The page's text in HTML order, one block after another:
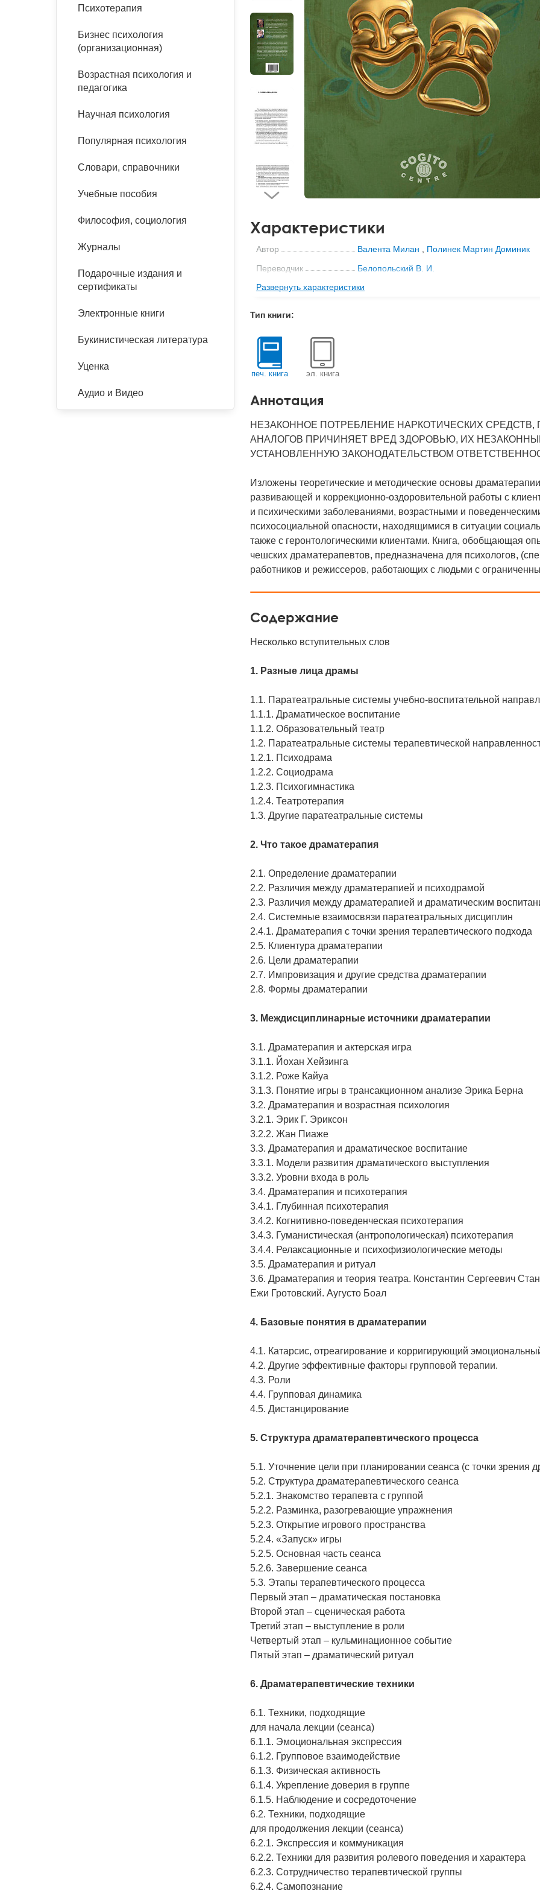
панические атаки
Психодрама
Сказкотерапия
психотерапии
Классический, эриксоновский
эргономика
Социальная психология
Психология развития
организационная психология
психоанализ
Характеристики
Автор Валента Милан
Полинек Мартин Доминик
Переводчик
Белопольский В. И.
Издательство
Когито-Центр
Тип обложки
Кол-во стр
ISBN
Код
20187
Развернуть характеристики
Тип книги:
печ. книга эл. книга
Аннотация
НЕЗАКОННОЕ ПОТРЕБЛЕНИЕ НАРКОТИЧЕСКИХ
АНАЛОГОВ ПРИЧИНЯЕТ ВРЕД ЗДОРОВЬЮ, ИХ
УСТАНОВЛЕННУЮ ЗАКОНОДАТЕЛЬСТВОМ
Изложены теоретические и методические основы
развивающей и коррекционно-оздоровительной работы с
и психическими заболеваниями, возрастными и
психосоциальной опасности, находящимися в ситуации
также c геронтологическими клиентами. Книга, обобщающая
чешских драматерапевтов, предназначена для психологов,
работников и режиссеров, работающих с людьми с
Содержание
Несколько вступительных слов
1. Разные лица драмы
1.1. Паратеатральные системы учебно-воспитательной
1.1.1. Драматическое воспитание
1.1.2. Образовательный театр
1.2. Паратеатральные системы терапевтической
1.2.1. Психодрама
1.2.2. Социодрама
1.2.3. Психогимнастика
1.2.4. Театротерапия
1.3. Другие паратеатральные системы
2. Что такое драматерапия
2.1. Определение драматерапии
2.2. Различия между драматерапией и психодрамой
2.3. Различия между драматерапией и драматическим
2.4. Системные взаимосвязи паратеатральных дисциплин
2.4.1. Драматерапия с точки зрения терапевтического подхода
2.5. Клиентура драматерапии
2.6. Цели драматерапии
2.7. Импровизация и другие средства драматерапии
2.8. Формы драматерапии
3. Междисциплинарные источники драматерапии
3.1. Драматерапия и актерская игра
3.1.1. Йохан Хейзинга
3.1.2. Роже Кайуа
3.1.3. Понятие игры в трансакционном анализе Эрика Берна
3.2. Драматерапия и возрастная психология
3.2.1. Эрик Г. Эриксон
3.2.2. Жан Пиаже
3.3. Драматерапия и драматическое воспитание
3.3.1. Модели развития драматического выступления
3.3.2. Уровни входа в роль
3.4. Драматерапия и психотерапия
3.4.1. Глубинная психотерапия
3.4.2. Когнитивно-поведенческая психотерапия
3.4.3. Гуманистическая (антропологическая) психотерапия
3.4.4. Релаксационные и психофизиологические методы
3.5. Драматерапия и ритуал
3.6. Драматерапия и теория театра. Константин Сергеевич
Ежи Гротовский. Аугусто Боал
4. Базовые понятия в драматерапии
4.1. Катарсис, отреагирование и корригирующий
4.2. Другие эффективные факторы групповой терапии.
4.3. Роли
4.4. Групповая динамика
4.5. Дистанцирование
5. Структура драматерапевтического процесса
5.1. Уточнение цели при планировании сеанса (с точки
5.2. Структура драматерапевтического сеанса
5.2.1. Знакомство терапевта с группой
5.2.2. Разминка, разогревающие упражнения
5.2.3. Открытие игрового пространства
5.2.4. «Запуск» игры
5.2.5. Основная часть сеанса
5.2.6. Завершение сеанса
5.3. Этапы терапевтического процесса
Первый этап – драматическая постановка
Второй этап – сценическая работа
Третий этап – выступление в роли
Четвертый этап – кульминационное событие
Пятый этап – драматический ритуал
6. Драматерапевтические техники
6.1. Техники, подходящие
для начала лекции (сеанса)
6.1.1. Эмоциональная экспрессия
6.1.2. Групповое взаимодействие
6.1.3. Физическая активность
6.1.4. Укрепление доверия в группе
6.1.5. Наблюдение и сосредоточение
6.2. Техники, подходящие
для продолжения лекции (сеанса)
6.2.1. Экспрессия и коммуникация
6.2.2. Техники для развития ролевого поведения и характера
6.2.3. Сотрудничество терапевтической группы
6.2.4. Самопознание
Психотерапия
Бизнес психология
(организационная)
Возрастная психология и
педагогика
Научная психология
Популярная психология
Словари, справочники
Учебные пособия
Философия, социология
Журналы
Подарочные издания и
сертификаты
Электронные книги
Букинистическая литература
Уценка
Аудио и Видео